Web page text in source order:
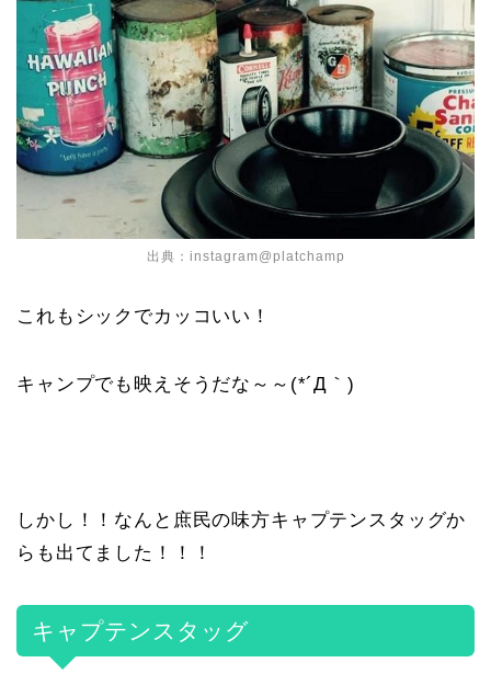
出典： instagram@platchamp
これもシックでカッコいい！
キャンプでも映えそうだな～～(*´Д｀)
しかし！！なんと庶民の味方キャプテンスタッグか
らも出てました！！！
キャプテンスタッグ